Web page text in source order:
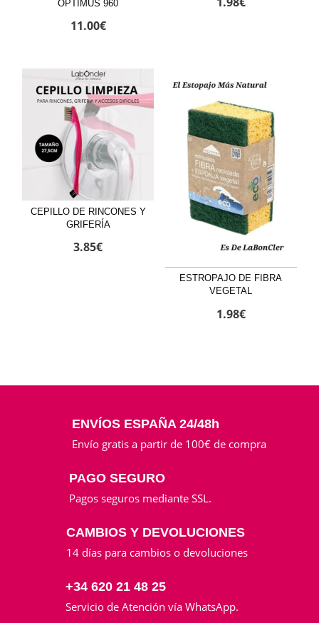
OPTIMUS 960
11.00€
CEPILLO DE RINCONES Y
GRIFERÍA
3.85€
ESTROPAJO DE FIBRA
VEGETAL
1.98€
ENVÍOS ESPAÑA 24/48h
Envío gratis a partir de 100€ de compra
PAGO SEGURO
Pagos seguros mediante SSL.
CAMBIOS Y DEVOLUCIONES
14 días para cambios o devoluciones
+34 620 21 48 25
Servicio de Atención vía WhatsApp.